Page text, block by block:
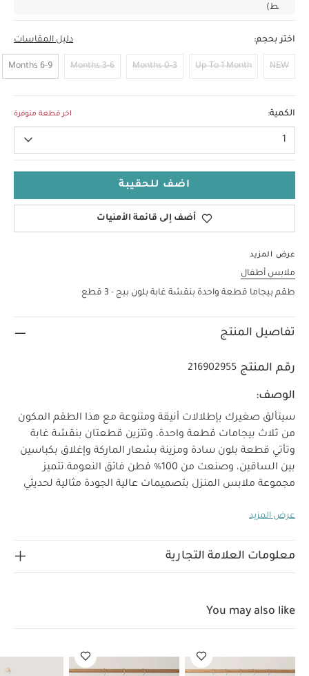
ط)
اختر بحجم: دليل المقاسات
NEW
Up To 1 Month
0-3 Months
3-6 Months
6-9 Months
الكمية: اخر قطعة متوفرة
1
اضف للحقيبة
أضف إلى قائمة الأمنيات
عرض المزيد
ملابس أطفال
طقم بيجاما قطعة واحدة بنقشة غابة بلون بيج - 3 قطع
تفاصيل المنتج
رقم المنتج 216902955
الوصف:
سيتألق صغيرك بإطلالات أنيقة ومتنوعة مع هذا الطقم المكون
من ثلاث بيجامات قطعة واحدة، وتتزين قطعتان بنقشة غابة
وتأتي قطعة بلون سادة ومزينة بشعار الماركة وإغلاق بكباسين
بين الساقين، وصنعت من 100‏‏‏‏%‏‏ قطن فائق النعومة.
تتميز
مجموعة ملابس المنزل بتصميمات عالية الجودة مثالية لحديثي
تنسيقها معًا وتنظيفها بسهولة لإطلالة يومية أنيقة، مما
بين الخامات اللطيفة والتصميمات المريحة التي تناسب استخدام
تعليمات العناية/الإرشادات:
تجفيف على درجة حرارة منخفضة
حرارة منخفضة
ممنوع التنظيف الجاف
تغسل الألوان
عرض المزيد
معلومات العلامة التجارية
You may also like